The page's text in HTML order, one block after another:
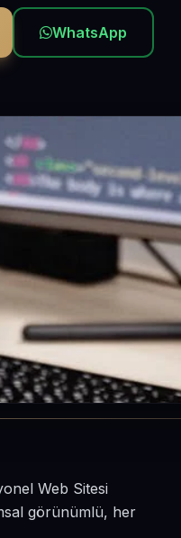
WhatsApp
Web Sitesi
görünümlü, her